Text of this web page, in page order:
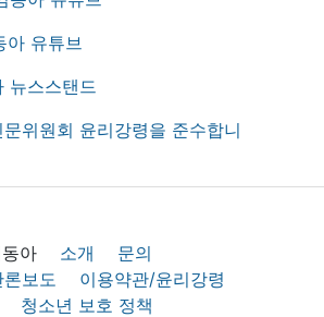
아 소개
문의
보도
이용약관/윤리강령
청소년 보호 정책